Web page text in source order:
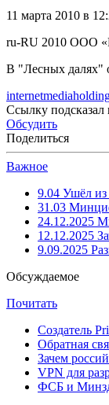
11 марта 2010 в
ru-RU 2010 ООО
В "Лесных далях"
Ссылку подсказал
Обсудить
Поделиться
Важное
9.04 Ушёл из
31.03
24.12.2025
12.12.2025
9.09.2025
Обсуждаемое
Почитать
Создатель
Обратная
Зачем
VPN для
ФСБ и